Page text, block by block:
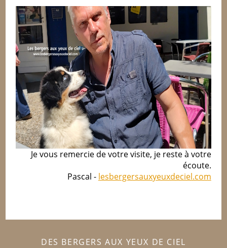
Je vous remercie de votre visite, je reste à votre
écoute.
Pascal - lesbergersauxyeuxdeciel.com
DES BERGERS AUX YEUX DE CIEL